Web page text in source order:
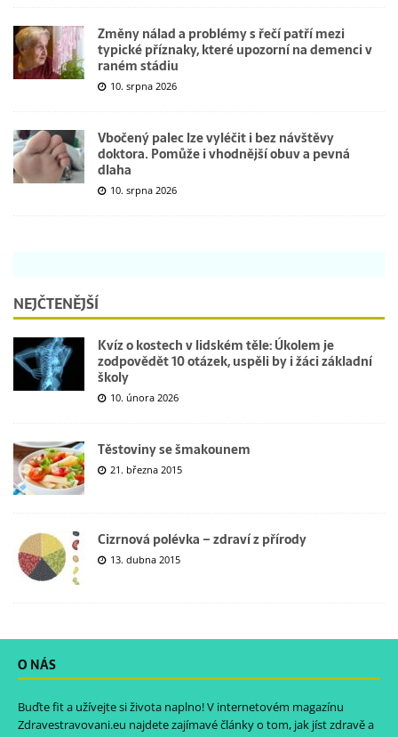
Změny nálad a problémy s řečí patří mezi
typické příznaky, které upozorní na demenci v
raném stádiu
10. srpna 2026
Vbočený palec lze vyléčit i bez návštěvy
doktora. Pomůže i vhodnější obuv a pevná
dlaha
10. srpna 2026
NEJČTENĚJŠÍ
Kvíz o kostech v lidském těle: Úkolem je
zodpovědět 10 otázek, uspěli by i žáci základní
školy
10. února 2026
Těstoviny se šmakounem
21. března 2015
Cizrnová polévka – zdraví z přírody
13. dubna 2015
O NÁS
Buďte fit a užívejte si života naplno! V internetovém magazínu
Zdravestravovani.eu najdete zajímavé články o tom, jak jíst zdravě a